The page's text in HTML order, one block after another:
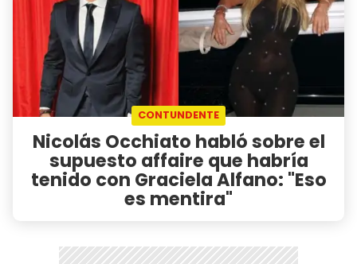
CONTUNDENTE
Nicolás Occhiato habló sobre el
supuesto affaire que habría
tenido con Graciela Alfano: "Eso
es mentira"